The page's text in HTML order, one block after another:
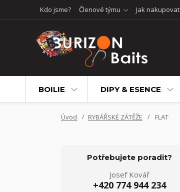
Kdo jsme? Členové týmu Jak nakupovat
BOILIE DIPY & ESENCE
Úvod RYBÁŘSKÉ ZÁTĚŽE FLAT
Potřebujete poradit?
Josef Kovář
+420 774 944 234